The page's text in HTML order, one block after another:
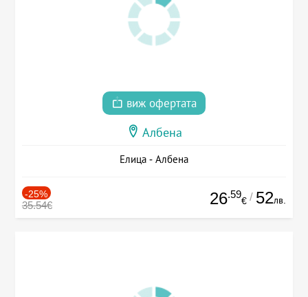
виж офертата
Албена
Елица - Албена
-25%
35.54€ 26.59
€ / 52лв.